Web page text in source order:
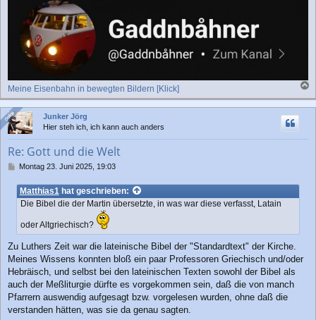
Meine Eisenbahn in bewegten Bildern [Klick]
a
c
Junker Jörg
Hier steh ich, ich kann auch anders
Re: Gott und die Welt
B
i
t
Montag 23. Juni 2025, 19:03
Matthias1 hat geschrieben:
Die Bibel die der Martin übersetzte, in was war diese verfasst, Latain
oder Altgriechisch?
Zu Luthers Zeit war die lateinische Bibel der "Standardtext" der Kirche.
Meines Wissens konnten bloß ein paar Professoren Griechisch und/oder
Hebräisch, und selbst bei den lateinischen Texten sowohl der Bibel als
auch der Meßliturgie dürfte es vorgekommen sein, daß die von manch
Pfarrern auswendig aufgesagt bzw. vorgelesen wurden, ohne daß die
verstanden hätten, was sie da genau sagten.
Online
Online